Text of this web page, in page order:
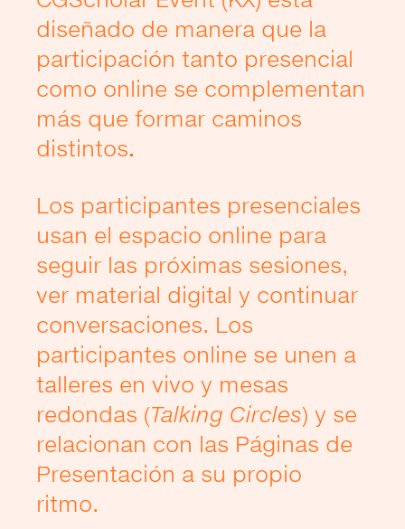
diseñado de manera que la
participación tanto presencial
como online se complementan
más que formar caminos
distintos.
Los participantes presenciales
usan el espacio online para
seguir las próximas sesiones,
ver material digital y continuar
conversaciones. Los
participantes online se unen a
talleres en vivo y mesas
redondas (Talking Circles) y se
relacionan con las Páginas de
Presentación a su propio
ritmo.